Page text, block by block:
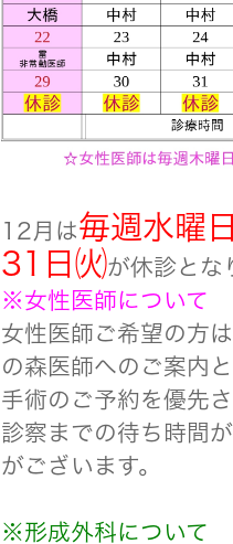
12月は毎週水曜日
31日㈫が休診とな
※女性医師について
女性医師ご希望の方
の森医師へのご案内
手術のご予約を優先
診察までの待ち時間
がございます。
※形成外科について